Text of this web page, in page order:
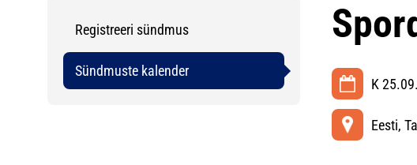
Registreeri sündmus
Sündmuste kalender
K
Eesti,